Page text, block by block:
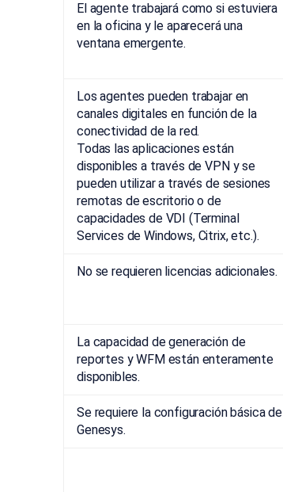
El agente trabajará como si estuviera
en la oficina y le aparecerá una
ventana emergente.
Los agentes pueden trabajar en
canales digitales en función de la
conectividad de la red.
Todas las aplicaciones están
disponibles a través de VPN y se
pueden utilizar a través de sesiones
remotas de escritorio o de
capacidades de VDI (Terminal
Services de Windows, Citrix, etc.).
No se requieren licencias adicionales.
La capacidad de generación de
reportes y WFM están enteramente
disponibles.
Se requiere la configuración básica de
Genesys.